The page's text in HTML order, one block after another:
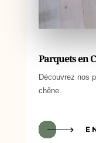
Parquets en
Découvrez nos
chêne.